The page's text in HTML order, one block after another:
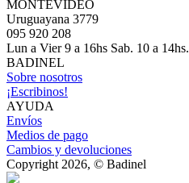
MONTEVIDEO
Uruguayana 3779
095 920 208
Lun a Vier 9 a 16hs Sab. 10 a 14hs.
BADINEL
Sobre nosotros
¡Escribinos!
AYUDA
Envíos
Medios de pago
Cambios y devoluciones
Copyright 2026, © Badinel